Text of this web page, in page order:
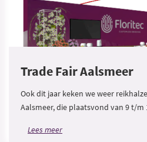
Trade Fair Aalsmeer
Ook dit jaar keken we weer
Aalsmeer, die plaatsvond van 9 t/m
Lees meer